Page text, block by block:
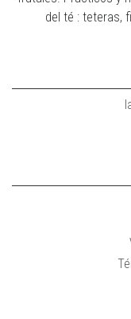
del té : teteras,